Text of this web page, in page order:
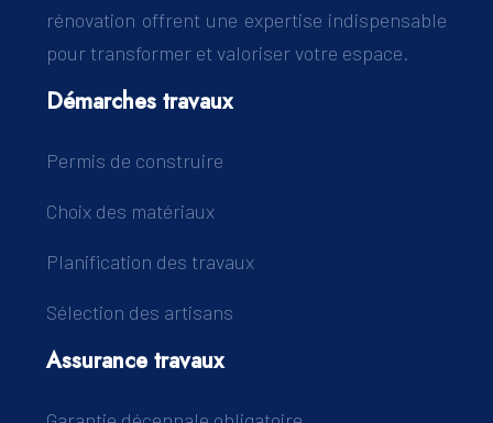
rénovation offrent une expertise indispensable
pour transformer et valoriser votre espace.
Démarches travaux
Permis de construire
Choix des matériaux
Planification des travaux
Sélection des artisans
Assurance travaux